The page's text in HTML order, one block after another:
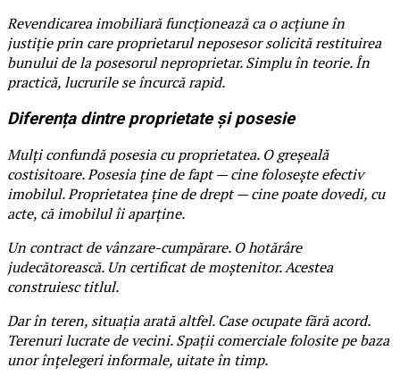
Revendicarea imobiliară funcționează ca o acțiune în
justiție prin care proprietarul neposesor solicită restituirea
bunului de la posesorul neproprietar. Simplu în teorie. În
practică, lucrurile se încurcă rapid.
Diferența dintre proprietate și posesie
Mulți confundă posesia cu proprietatea. O greșeală
costisitoare. Posesia ține de fapt — cine folosește efectiv
imobilul. Proprietatea ține de drept — cine poate dovedi, cu
acte, că imobilul îi aparține.
Un contract de vânzare-cumpărare. O hotărâre
judecătorească. Un certificat de moștenitor. Acestea
construiesc titlul.
Dar în teren, situația arată altfel. Case ocupate fără acord.
Terenuri lucrate de vecini. Spații comerciale folosite pe baza
unor înțelegeri informale, uitate în timp.